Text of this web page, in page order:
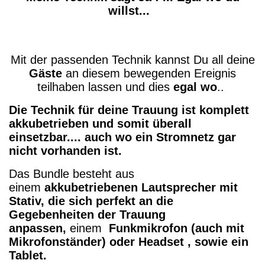
willst...
Mit der passenden Technik kannst Du all deine
Gäste an diesem bewegenden Ereignis
teilhaben lassen und dies egal wo..
Die Technik für deine Trauung ist komplett
akkubetrieben und somit überall
einsetzbar.... auch wo ein Stromnetz gar
nicht vorhanden ist.
Das Bundle besteht aus
einem akkubetriebenen Lautsprecher mit
Stativ, die sich perfekt an die
Gegebenheiten der Trauung
anpassen, einem
Funkmikrofon (auch mit
Mikrofonständer) oder Headset , sowie ein
Tablet.